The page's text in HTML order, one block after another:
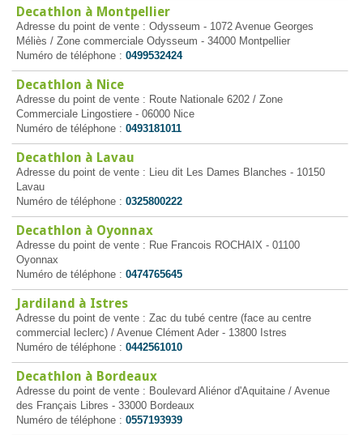
Decathlon à Montpellier
Adresse du point de vente : Odysseum - 1072 Avenue Georges
Méliès / Zone commerciale Odysseum - 34000 Montpellier
Numéro de téléphone : 0499532424
Decathlon à Nice
Adresse du point de vente : Route Nationale 6202 / Zone
Commerciale Lingostiere - 06000 Nice
Numéro de téléphone : 0493181011
Decathlon à Lavau
Adresse du point de vente : Lieu dit Les Dames Blanches - 10150
Lavau
Numéro de téléphone : 0325800222
Decathlon à Oyonnax
Adresse du point de vente : Rue Francois ROCHAIX - 01100
Oyonnax
Numéro de téléphone : 0474765645
Jardiland à Istres
Adresse du point de vente : Zac du tubé centre (face au centre
commercial leclerc) / Avenue Clément Ader - 13800 Istres
Numéro de téléphone : 0442561010
Decathlon à Bordeaux
Adresse du point de vente : Boulevard Aliénor d'Aquitaine / Avenue
des Français Libres - 33000 Bordeaux
Numéro de téléphone : 0557193939